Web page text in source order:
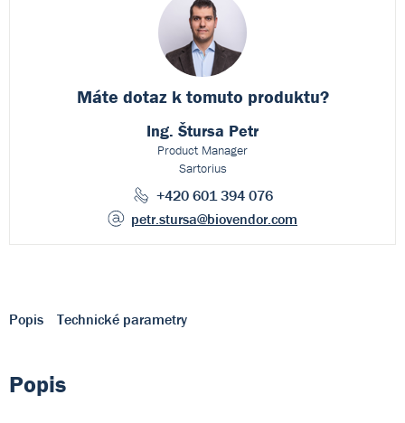
Máte dotaz k tomuto produktu?
Ing. Štursa Petr
Product Manager
Sartorius
+420 601 394 076
petr.stursa@biovendor.com
Popis Technické parametry
Popis